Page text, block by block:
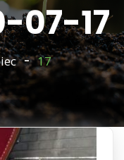
07-17
17